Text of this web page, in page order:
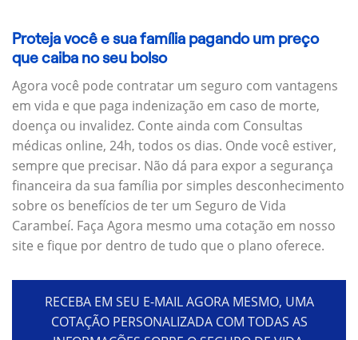
Proteja você e sua família pagando um preço
que caiba no seu bolso
Agora você pode contratar um seguro com vantagens
em vida e que paga indenização em caso de morte,
doença ou invalidez. Conte ainda com Consultas
médicas online, 24h, todos os dias. Onde você estiver,
sempre que precisar. Não dá para expor a segurança
financeira da sua família por simples desconhecimento
sobre os benefícios de ter um Seguro de Vida
Carambeí. Faça Agora mesmo uma cotação em nosso
site e fique por dentro de tudo que o plano oferece.
RECEBA EM SEU E-MAIL AGORA MESMO, UMA
COTAÇÃO PERSONALIZADA COM TODAS AS